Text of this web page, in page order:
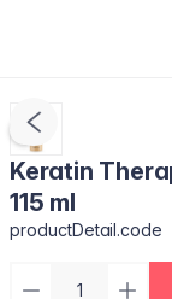
Keratin
115 ml
productDetail.code